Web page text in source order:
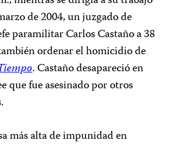
de 2004, un juzgado de
paramilitar Carlos Castaño a 38
ordenar el homicidio de
. Castaño desapareció en
que fue asesinado por otros
más alta de impunidad en